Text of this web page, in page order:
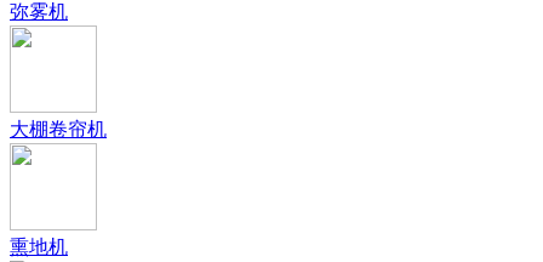
弥雾机
大棚卷帘机
熏地机